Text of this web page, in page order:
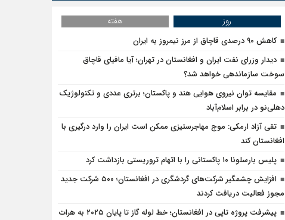
روز
هفته
کاهش ۹۰ درصدی قاچاق از مرز نیمروز به ایران
دیدار وزرای نفت ایران و افغانستان در تهران؛ آیا مافیای قاچاق
سوخت سازماندهی خواهد شد؟
مقایسه توان نیروی هوایی هند و پاکستان؛ برتری عددی و تکنولوژیک
دهلی‌نو در برابر اسلام‌آباد
تقی آزاد ارمکی: موج مهاجرستیزی ممکن است ایران را وارد درگیری با
افغانستان کند
پلیس بارسلونا ۱۰ پاکستانی را با اتهام تروریستی بازداشت کرد
افزایش چشمگیر شرکت‌های گردشگری در افغانستان؛ ۵۰۰ شرکت جدید
مجوز فعالیت دریافت کردند
پیشرفت پروژه تاپی در افغانستان؛ خط لوله گاز تا پایان ۲۰۲۵ به هرات